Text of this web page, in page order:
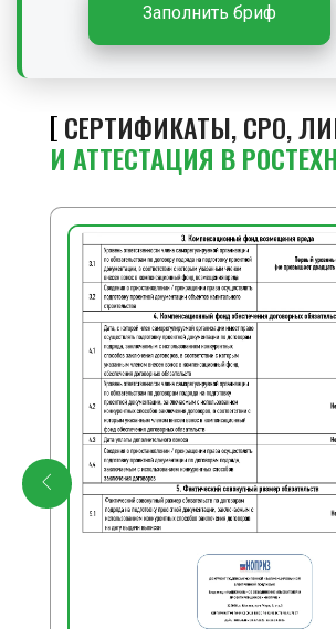
Заполнить бриф
СЕРТИФИКАТЫ, СРО,
И АТТЕСТАЦИЯ В